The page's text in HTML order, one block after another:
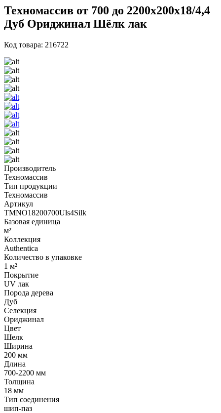
Техномассив от 700 до 2200х200х18/4,4
Дуб Ориджинал Шёлк лак
Код товара: 216722
Производитель
Техномассив
Тип продукции
Техномассив
Артикул
TMNO18200700Uls4Silk
Базовая единица
м²
Коллекция
Authentica
Количество в упаковке
1 м²
Покрытие
UV лак
Порода дерева
Дуб
Селекция
Ориджинал
Цвет
Шелк
Ширина
200 мм
Длина
700-2200 мм
Толщина
18 мм
Тип соединения
шип-паз